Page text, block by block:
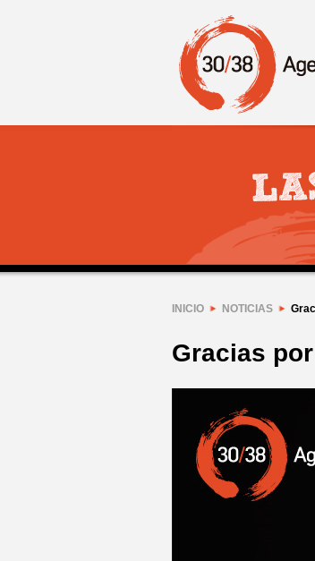
INICIO NOTICIAS
Gracias